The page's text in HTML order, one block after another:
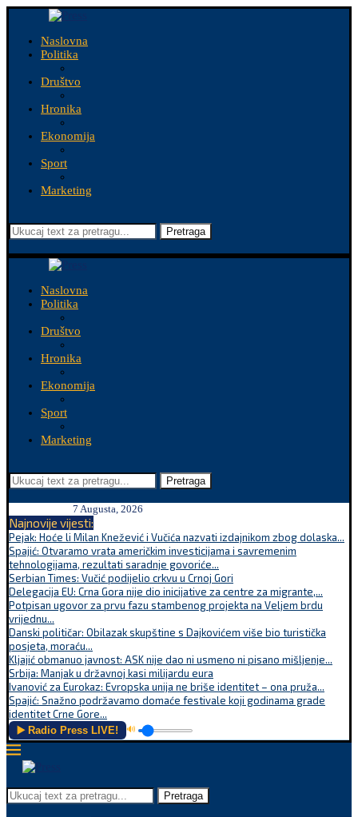
Naslovna
Politika
Društvo
Hronika
Ekonomija
Sport
Marketing
Pretraga
Naslovna
Politika
Društvo
Hronika
Ekonomija
Sport
Marketing
Pretraga
7 Augusta, 2026
Najnovije vijesti:
Pejak: Hoće li Milan Knežević i Vučića nazvati izdajnikom zbog dolaska...
Spajić: Otvaramo vrata američkim investicijama i savremenim
tehnologijama, rezultati saradnje govoriće...
Serbian Times: Vučić podijelio crkvu u Crnoj Gori
Delegacija EU: Crna Gora nije dio inicijative za centre za migrante,...
Potpisan ugovor za prvu fazu stambenog projekta na Veljem brdu
vrijednu...
Danski političar: Obilazak skupštine s Dajkovićem više bio turistička
posjeta, moraću...
Kljajić obmanuo javnost: ASK nije dao ni usmeno ni pisano mišljenje...
Srbija: Manjak u državnoj kasi milijardu eura
Ivanović za Eurokaz: Evropska unija ne briše identitet – ona pruža...
Spajić: Snažno podržavamo domaće festivale koji godinama grade
identitet Crne Gore...
▶️ Radio Press LIVE! 🔊
Pretraga